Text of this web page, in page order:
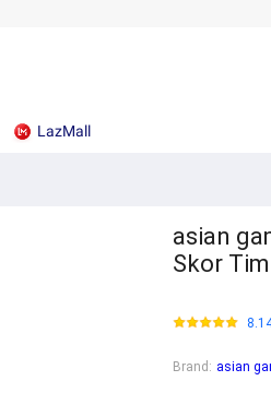
LazMall
asian
Skor
Brand : asian